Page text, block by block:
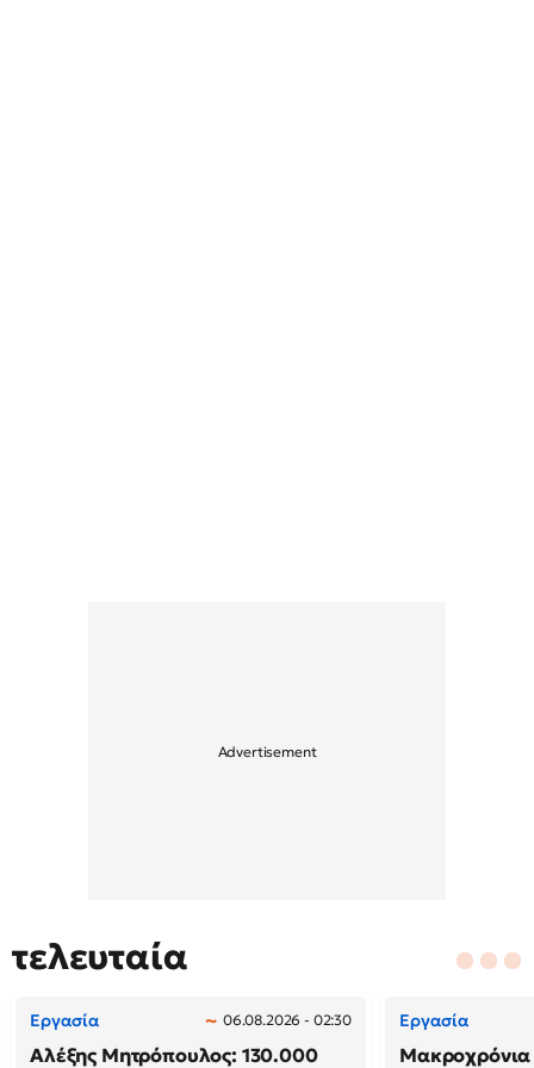
τελευταία
Εργασία 06.08.2026 - 02:30
Αλέξης Μητρόπουλος: 130.000
Εργασία
Μακροχρόνια